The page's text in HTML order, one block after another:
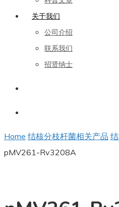
关于我们
公司介绍
联系我们
招贤纳士
Home 结核分枝杆菌相关产品
pMV261-Rv3208A